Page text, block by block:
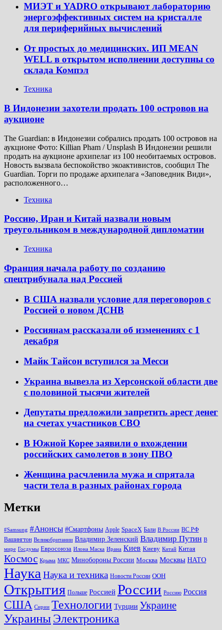
МИЭТ и YADRO открывают лабораторию
энергоэффективных систем на кристалле
для периферийных вычислений
От простых до медицинских. ИП MEAN
WELL в открытом исполнении доступны со
склада Компэл
Техника
В Индонезии захотели продать 100 островов на
аукционе
The Guardian: в Индонезии собрались продать 100 островов на
аукционе Фото: Killian Pham / Unsplash В Индонезии решили
продать на аукционе архипелаг из 100 необитаемых островов.
Новость вызвала беспокойство экоактивистов, сообщил The
Guardian. Торги по продаже архипелага «Заповедник Види»,
расположенного…
Техника
Россию, Иран и Китай назвали новым
треугольником в международной дипломатии
Техника
Франция начала работу по созданию
спецтрибунала над Россией
В США назвали условие для переговоров с
Россией о новом ДСНВ
Россиянам рассказали об изменениях с 1
декабря
Майк Тайсон вступился за Месси
Украина вывезла из Херсонской области две
с половиной тысячи жителей
Депутаты предложили запретить арест денег
на счетах участников СВО
В Южной Корее заявили о вхождении
российских самолетов в зону ПВО
Женщина расчленила мужа и спрятала
части тела в разных районах города
Метки
#Samsung #Анонсы #Смартфоны Apple SpaceX Бали В России ВС РФ
Вашингтон Великобритании Владимир Зеленский Владимир Путин В
мире Госдумы Евросоюза Илона Маска Ирана Киев Киеву Китай Китая
Космос Крыма МКС Минобороны России Москва Москвы НАТО
Наука Наука и техника Новости России ООН
Открытия Польше Россией России Россию Россия
США Сирии Технологии Турции Украине
УкраиныЭлектроника